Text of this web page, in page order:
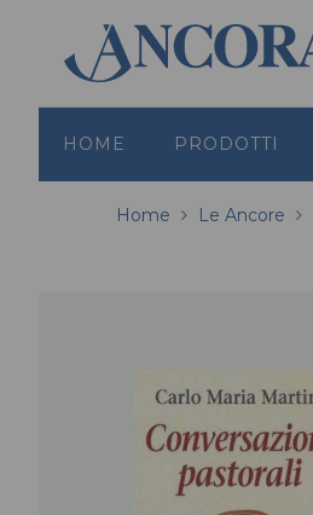
HOME PRODOTTI
Home Le Ancore